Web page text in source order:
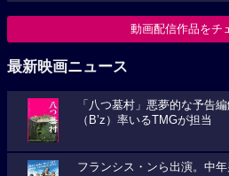
動画配信作品をチ
最新映画ニュース
「八つ墓村」悪夢的な予告
（B’z）率いるTMGが担当
フランシス・ンら出演。中